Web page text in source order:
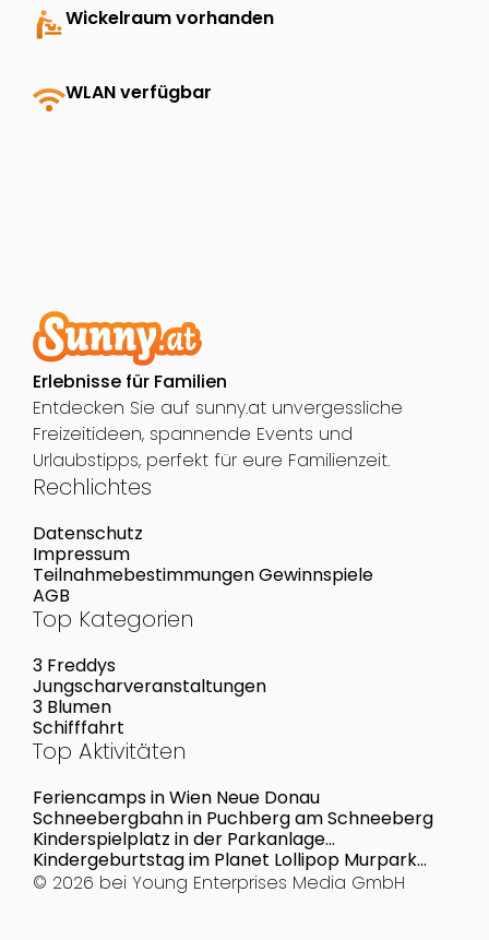
baby_changing_stationWickelraum vorhanden
wifiWLAN verfügbar
Erlebnisse für Familien
Entdecken Sie auf sunny.at unvergessliche
Freizeitideen, spannende Events und
Urlaubstipps, perfekt für eure Familienzeit.
Rechlichtes
Datenschutz
Impressum
Teilnahmebestimmungen Gewinnspiele
AGB
Top Kategorien
3 Freddys
Jungscharveranstaltungen
3 Blumen
Schifffahrt
Top Aktivitäten
Feriencamps in Wien Neue Donau
Schneebergbahn in Puchberg am Schneeberg
Kinderspielplatz in der Parkanlage
Kutschkergasse
Kindergeburtstag im Planet Lollipop Murpark
Graz
© 2026 bei Young Enterprises Media GmbH